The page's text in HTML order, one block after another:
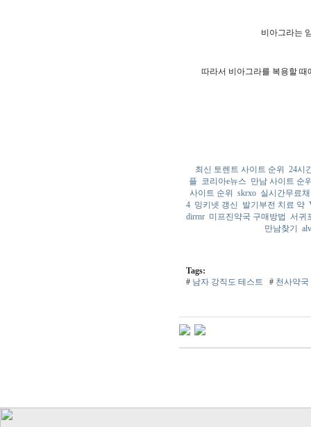
비아그라는
따라서 비아그라를 복용할
최신 토렌트 사이트 순위
24시
플 코리아e뉴스 만남 사이트 순
사이트 순위
skrxo 실시간무료
4 밍키넷 갱신 발기부전 치료 약
dirrnr 미프진약국 구매방법 서귀
만남찾기
Tags:
# 남자 강직도 테스트 # 천사약